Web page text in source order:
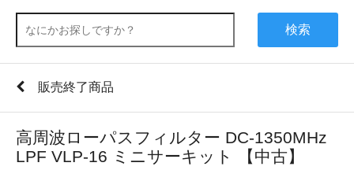
検索
販売終了商品
高周波ローパスフィルター DC-1350MHz
LPF VLP-16 ミニサーキット 【中古】